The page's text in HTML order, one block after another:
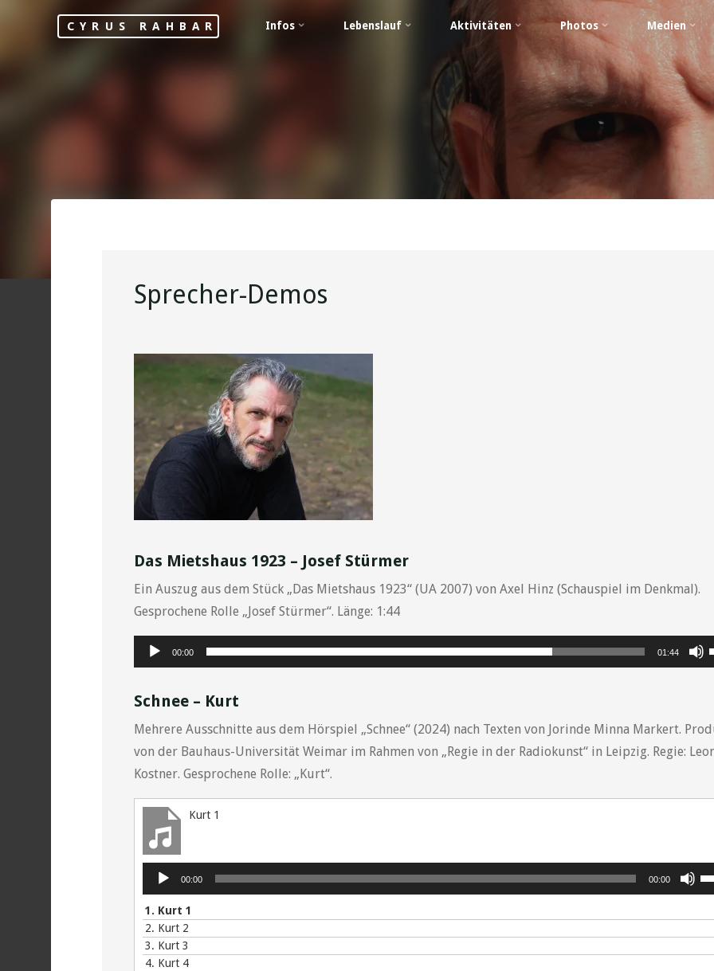
CYRUS RAHBAR Infos Lebenslauf Aktivitäten Photos Medien
Sprecher-Demos
Das Mietshaus 1923 – Josef Stürmer
Ein Auszug aus dem Stück „Das Mietshaus 1923“ (UA 2007) von Axel Hinz (Schauspiel im Denkmal).
Gesprochene Rolle „Josef Stürmer“. Länge: 1:44
Audio-
Player
00:00 01:44
Schnee – Kurt
Mehrere Ausschnitte aus dem Hörspiel „Schnee“ (2024) nach Texten von Jorinde Minna Markert.
von der Bauhaus-Universität Weimar im Rahmen von „Regie in der Radiokunst“ in Leipzig. Regie:
Kostner. Gesprochene Rolle: „Kurt“.
Kurt 1
Audio-
Player
00:00 00:00
die
1. Kurt 1
2. Kurt 2
3. Kurt 3
4. Kurt 4